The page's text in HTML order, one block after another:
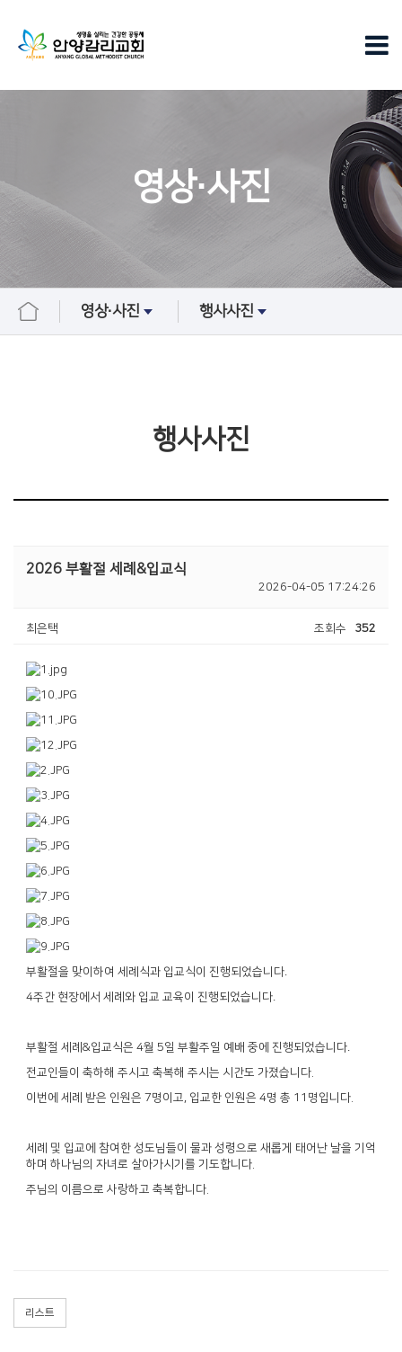
영상∙사진
영상∙사진 행사사진
행사사진
2026 부활절 세례&입교식
2026-04-05 17:24:26
최은택 조회수 352
부활절을 맞이하여 세례식과 입교식이 진행되었습니다.
4주간 현장에서 세례와 입교 교육이 진행되었습니다.
부활절 세례&입교식은 4월 5일 부활주일 예배 중에 진행되었습니다.
전교인들이 축하해 주시고 축복해 주시는 시간도 가졌습니다.
이번에 세례 받은 인원은 7명이고, 입교한 인원은 4명 총 11명입니다.
세례 및 입교에 참여한 성도님들이 물과 성령으로 새롭게 태어난 날을 기억
하며 하나님의 자녀로 살아가시기를 기도합니다.
주님의 이름으로 사랑하고 축복합니다.
리스트